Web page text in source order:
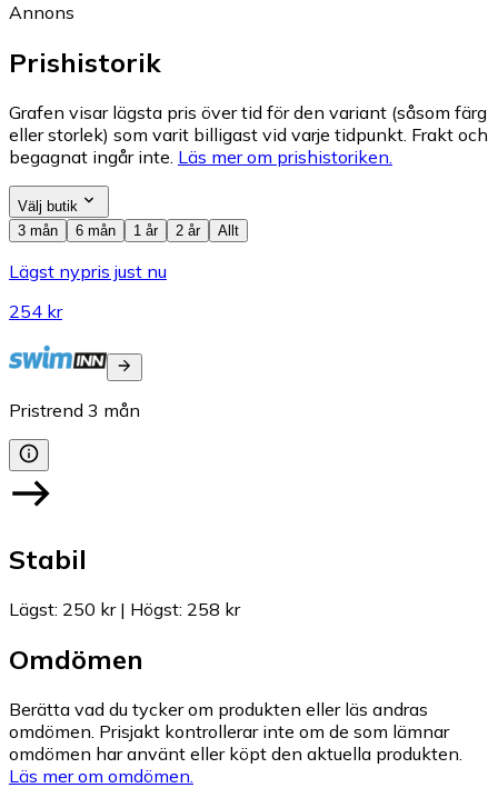
Annons
Prishistorik
Grafen visar lägsta pris över tid för den variant (såsom färg
eller storlek) som varit billigast vid varje tidpunkt. Frakt och
begagnat ingår inte. Läs mer om prishistoriken.
Välj butik
3 mån
6 mån 1 år 2 år Allt
Lägst nypris just nu
254 kr
Pristrend 3 mån
Stabil
Lägst: 250 kr| Högst: 258 kr
Omdömen
Berätta vad du tycker om produkten eller läs andras
omdömen. Prisjakt kontrollerar inte om de som lämnar
omdömen har använt eller köpt den aktuella produkten.
Läs mer om omdömen.